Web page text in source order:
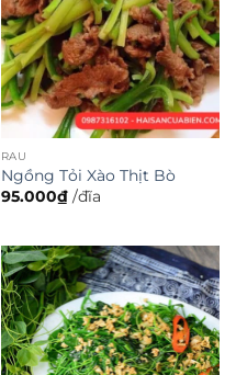
RAU
Ngồng Tỏi Xào Thịt Bò
95.000₫ /đĩa